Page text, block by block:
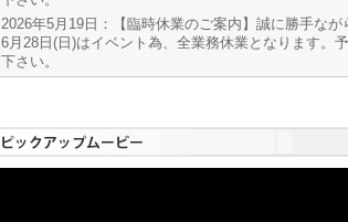
2026年5月19日：【臨時休業のご案内】誠に勝手なが
6月28日(日)はイベント為、全業務休業となります。
下さい。